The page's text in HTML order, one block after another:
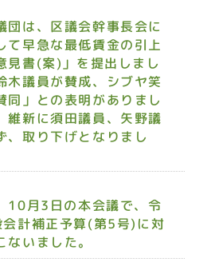
団は、区議会幹事長会に
て早急な最低賃金の引上
見書(案)」を提出しまし
木議員が賛成、シブヤ笑
同」との表明がありまし
維新に須田議員、矢野議
、取り下げとなりまし
10月3日の本会議で、令
計補正予算(第5号)に対
いました。